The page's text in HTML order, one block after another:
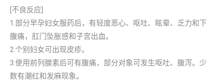
[不良反应]
1.部分早孕妇女服药后，有轻度恶心、呕吐、眩晕、乏力和下
腹痛，肛门坠胀感和子宫出血。
2.个别妇女可出现皮疹。
3.使用前列腺素后可有腹痛，部分对象可发生呕吐、腹泻。少
数有潮红和发麻现象。